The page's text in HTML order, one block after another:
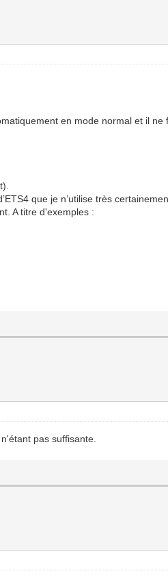
en mode normal et il ne
que je n’utilise très
A titre d'exemples :
pas suffisante.